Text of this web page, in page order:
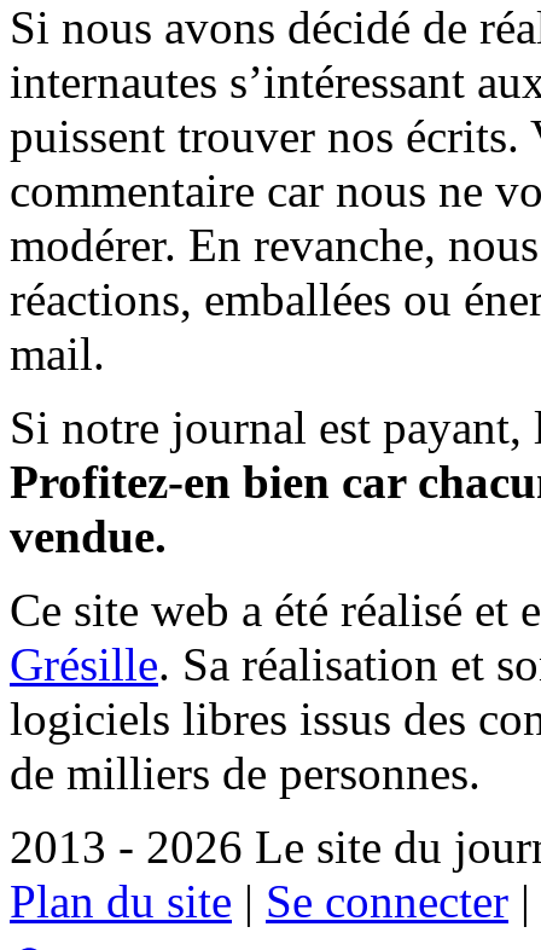
Si nous avons décidé de
internautes s’intéressant
puissent trouver nos écrits.
commentaire car nous ne
modérer. En revanche,
réactions, emballées ou
mail.
Si notre journal est payant,
Profitez-en bien car
vendue.
Ce site web a été réalisé et
Grésille. Sa réalisation et
logiciels libres issus des
de milliers de personnes.
2013 - 2026 Le site du
Plan du site | Se connecter |